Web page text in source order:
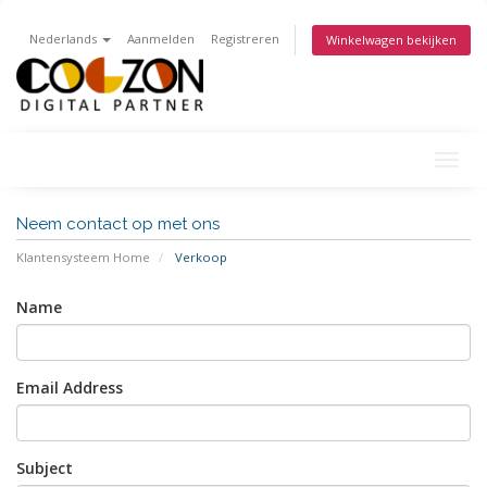
Nederlands Aanmelden Registreren Winkelwagen bekijken
Neem contact op met ons
Klantensysteem Home Verkoop
Name
Email Address
Subject